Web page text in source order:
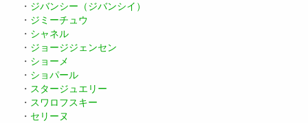
・ ジバンシー（ジバンシイ）
・ ジミーチュウ
・ シャネル
・ ジョージジェンセン
・ ショーメ
・ ショパール
・ スタージュエリー
・ スワロフスキー
・ セリーヌ